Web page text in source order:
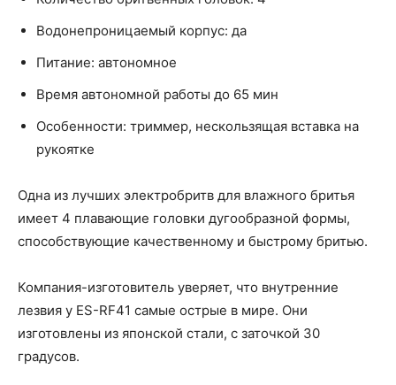
Водонепроницаемый корпус: да
Питание: автономное
Время автономной работы до 65 мин
Особенности: триммер, нескользящая вставка на
рукоятке
Одна из лучших электробритв для влажного бритья
имеет 4 плавающие головки дугообразной формы,
способствующие качественному и быстрому бритью.
Компания-изготовитель уверяет, что внутренние
лезвия у ES-RF41 самые острые в мире. Они
изготовлены из японской стали, с заточкой 30
градусов.